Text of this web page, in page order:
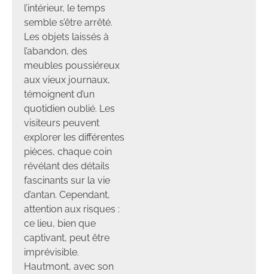
l’intérieur, le temps
semble s’être arrêté.
Les objets laissés à
l’abandon, des
meubles poussiéreux
aux vieux journaux,
témoignent d’un
quotidien oublié. Les
visiteurs peuvent
explorer les différentes
pièces, chaque coin
révélant des détails
fascinants sur la vie
d’antan. Cependant,
attention aux risques :
ce lieu, bien que
captivant, peut être
imprévisible.
Hautmont, avec son